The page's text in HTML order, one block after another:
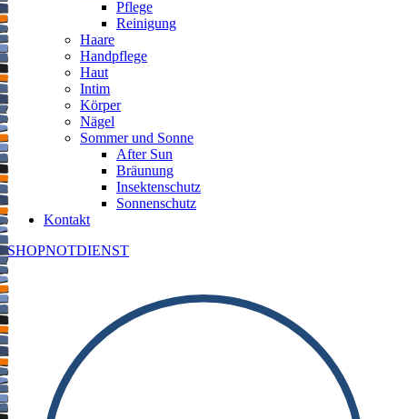
Pflege
Reinigung
Haare
Handpflege
Haut
Intim
Körper
Nägel
Sommer und Sonne
After Sun
Bräunung
Insektenschutz
Sonnenschutz
Kontakt
SHOPNOTDIENST